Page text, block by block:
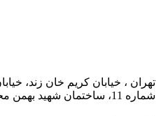
تهران ، خیابان کریم خان زند،
شماره 11، ساختمان شهید بهمن محمودپور